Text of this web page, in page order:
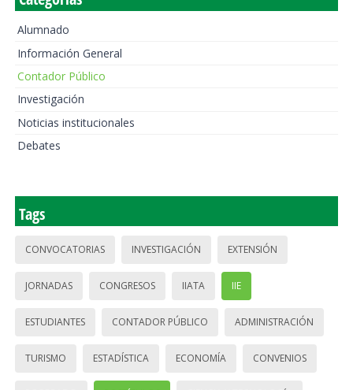
Alumnado
Información General
Contador Público
Investigación
Noticias institucionales
Debates
Tags
CONVOCATORIAS INVESTIGACIÓN EXTENSIÓN
JORNADAS CONGRESOS IIATA IIE
ESTUDIANTES CONTADOR PÚBLICO ADMINISTRACIÓN
TURISMO ESTADÍSTICA ECONOMÍA CONVENIOS